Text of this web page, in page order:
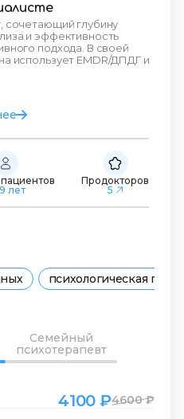
сочетающий глубину
и эффективность
подхода. В своей
использует EMDR/ДПДГ и
лет
Продокторов
5
психологическая
Семейный
психотерапевт
4100 ₽4600 ₽